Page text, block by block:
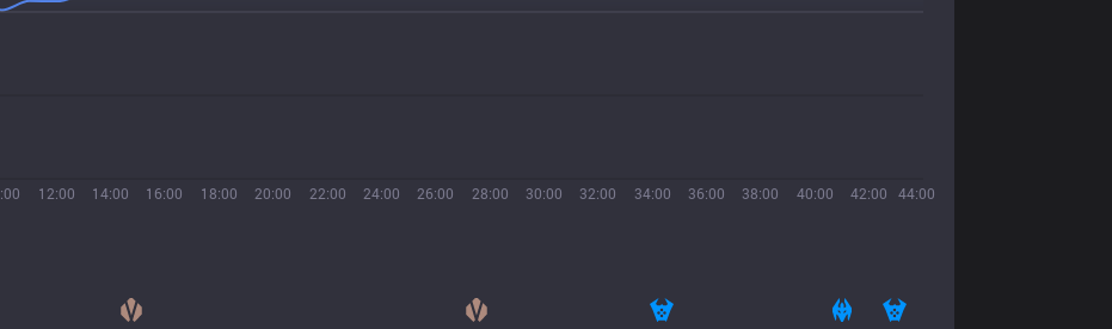
12:00 14:00 16:00 18:00 20:00 22:00 24:00 26:00 28:00 30:00 32:00 34:00 36:00 38:00 40:00 42:00 44:00